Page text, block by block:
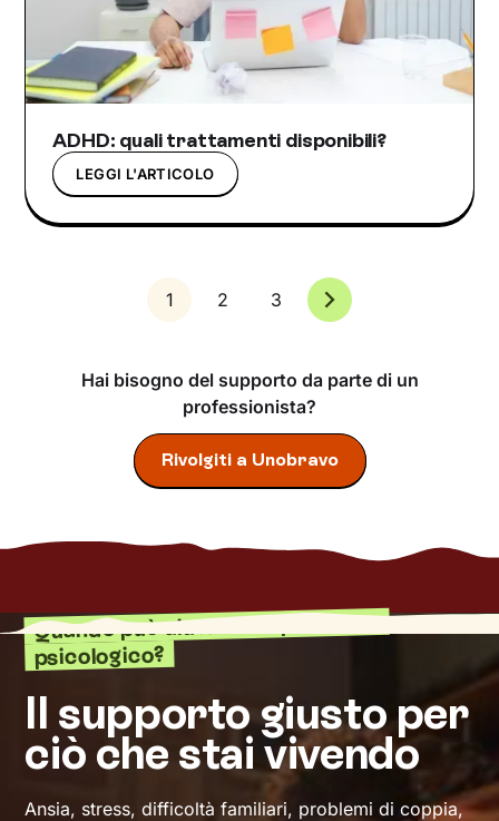
ADHD: quali trattamenti disponibili?
LEGGI L'ARTICOLO
1 2 3
Hai bisogno del supporto da parte di un
professionista?
Rivolgiti a Unobravo
Quando può aiutarti un percorso
psicologico?
Il supporto giusto per
ciò che stai vivendo
Ansia, stress, difficoltà familiari, problemi di coppia,